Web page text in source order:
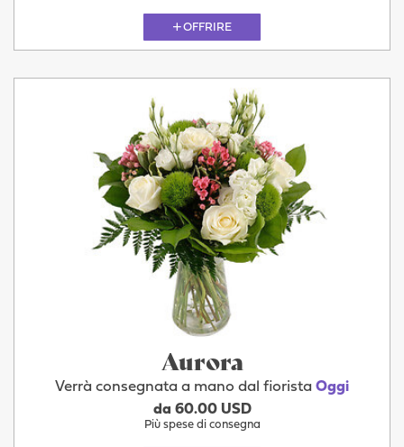
OFFRIRE
Aurora
Verrà consegnata a mano dal fiorista Oggi
da 60.00 USD
Più spese di consegna